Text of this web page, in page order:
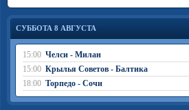
СУББОТА 8 АВГУСТА
15:00 Челси - Милан
15:00 Крылья Советов - Балтика
18:00 Торпедо - Сочи